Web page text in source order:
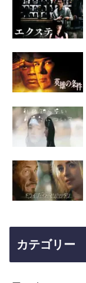
カテゴリー